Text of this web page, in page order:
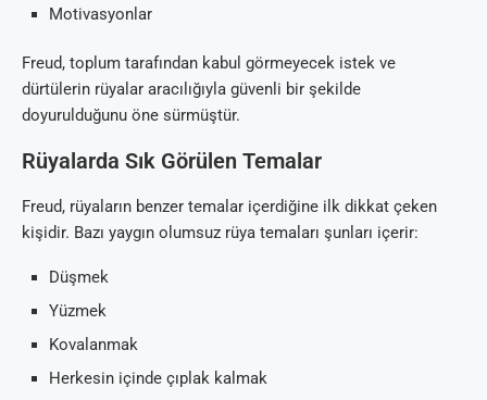
Motivasyonlar
Freud, toplum tarafından kabul görmeyecek istek ve
dürtülerin rüyalar aracılığıyla güvenli bir şekilde
doyurulduğunu öne sürmüştür.
Rüyalarda Sık Görülen Temalar
Freud, rüyaların benzer temalar içerdiğine ilk dikkat çeken
kişidir. Bazı yaygın olumsuz rüya temaları şunları içerir:
Düşmek
Yüzmek
Kovalanmak
Herkesin içinde çıplak kalmak